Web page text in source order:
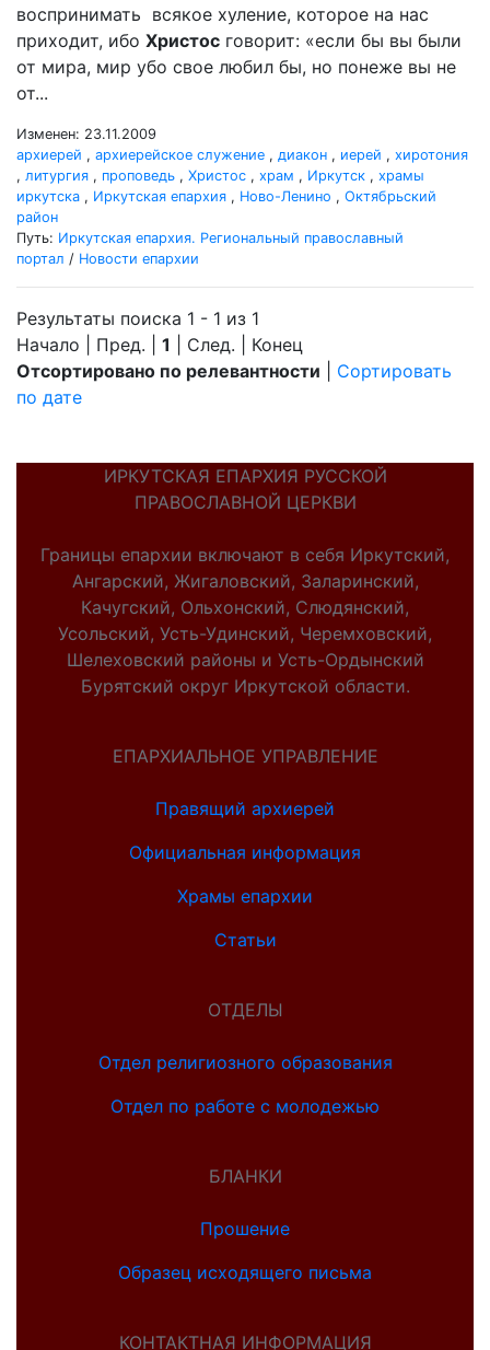
воспринимать всякое хуление, которое на нас
приходит, ибо Христос говорит: «если бы вы были
от мира, мир убо свое любил бы, но понеже вы не
от...
Изменен: 23.11.2009
архиерей , архиерейское служение , диакон , иерей , хиротония
, литургия , проповедь , Христос , храм , Иркутск , храмы
иркутска , Иркутская епархия , Ново-Ленино , Октябрьский
район
Путь: Иркутская епархия. Региональный православный
портал / Новости епархии
Результаты поиска 1 - 1 из 1
Начало | Пред. | 1 | След. | Конец
Отсортировано по релевантности
Сортировать
по дате
ИРКУТСКАЯ ЕПАРХИЯ РУССКОЙ
ПРАВОСЛАВНОЙ ЦЕРКВИ
Границы епархии включают в себя Иркутский,
Ангарский, Жигаловский, Заларинский,
Качугский, Ольхонский, Слюдянский,
Усольский, Усть-Удинский, Черемховский,
Шелеховский районы и Усть-Ордынский
Бурятский округ Иркутской области.
ЕПАРХИАЛЬНОЕ УПРАВЛЕНИЕ
Правящий архиерей
Официальная информация
Храмы епархии
Статьи
ОТДЕЛЫ
Отдел религиозного образования
Отдел по работе с молодежью
БЛАНКИ
Прошение
Образец исходящего письма
КОНТАКТНАЯ ИНФОРМАЦИЯ